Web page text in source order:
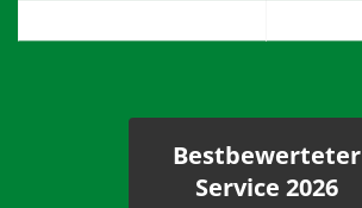
Bestbewerteter
Service 2026